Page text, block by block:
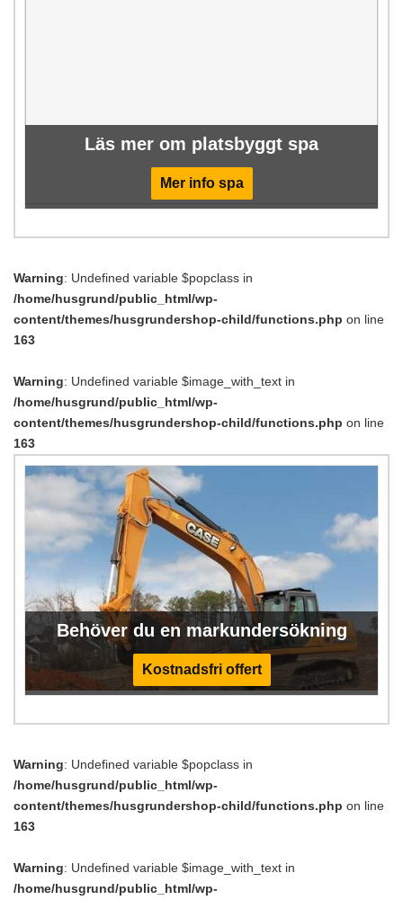
Läs mer om platsbyggt spa
Mer info spa
Warning: Undefined variable $popclass in
/home/husgrund/public_html/wp-
content/themes/husgrundershop-child/functions.php on line
163
Warning: Undefined variable $image_with_text in
/home/husgrund/public_html/wp-
content/themes/husgrundershop-child/functions.php on line
163
Behöver du en markundersökning
Kostnadsfri offert
Warning: Undefined variable $popclass in
/home/husgrund/public_html/wp-
content/themes/husgrundershop-child/functions.php on line
163
Warning: Undefined variable $image_with_text in
/home/husgrund/public_html/wp-